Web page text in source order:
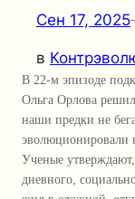
Сен 17, 2025
в
В 22-м эпизоде
Ольга Орлова
наши предки не
эволюционировали
Ученые
дневного,